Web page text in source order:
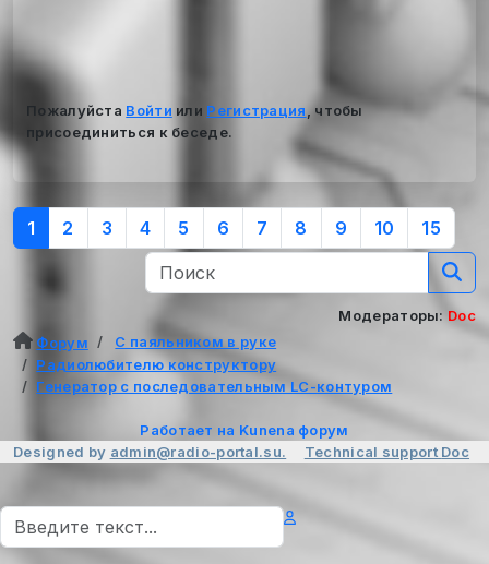
Пожалуйста Войти или Регистрация
, чтобы
присоединиться к беседе.
1 2 3 4 5 6 7 8 9 10 15
Модераторы: Doc
Форум
С паяльником в руке
Радиолюбителю конструктору
Генератор с последовательным LC-контуром
Работает на Kunena форум
Designed by admin@radio-portal.su. Technical support Doc
Поиск